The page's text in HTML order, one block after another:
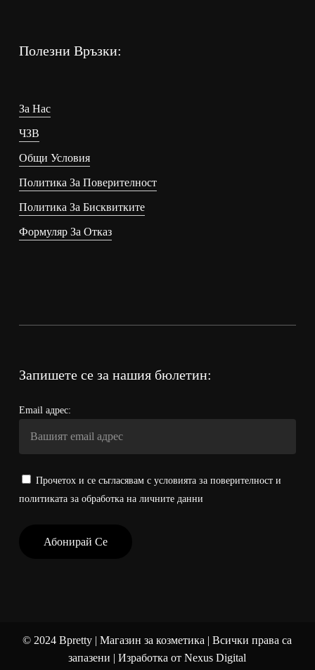
Полезни Връзки:
За Нас
ЧЗВ
Общи Условия
Политика За Поверителност
Политика За Бисквитките
Формуляр За Отказ
Запишете се за нашия бюлетин:
Email адрес:
Прочетох и се съгласявам с условията за поверителност и
политиката за обработка на личните данни
© 2024 Bpretty | Магазин за козметика | Всички права са
запазени | Изработка отNexus Digital